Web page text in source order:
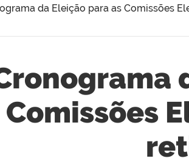
da Eleição para as Comissões
Comissões